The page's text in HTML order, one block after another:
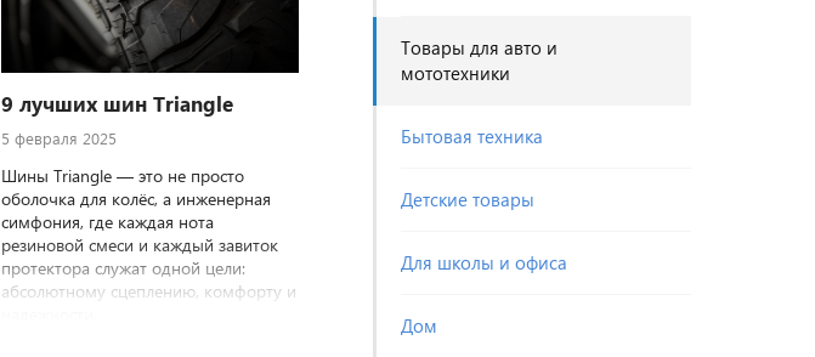
Товары для авто и
мототехники
Бытовая техника
Детские товары
Для школы и офиса
Дом
9 лучших шин Triangle
5 февраля 2025
Шины Triangle — это не просто
оболочка для колёс, а инженерная
симфония, где каждая нота
резиновой смеси и каждый завиток
протектора служат одной цели:
абсолютному сцеплению, комфорту и